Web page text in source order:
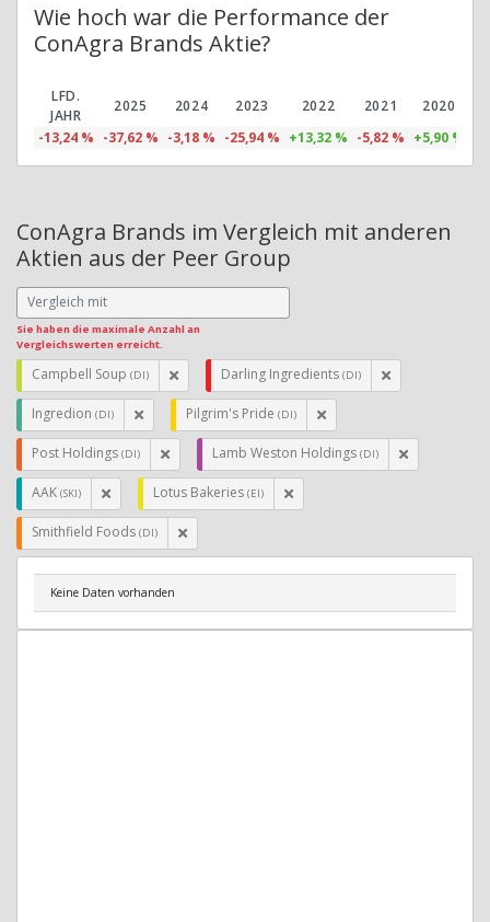
Wie hoch war die Performance der
ConAgra Brands Aktie?
LFD.
JAHR
2025 2024 2023 2022 2021 2020
-13,24 % -37,62 % -3,18 % -25,94 % +13,32 % -5,82 % +5,90 %
ConAgra Brands im Vergleich mit anderen
Aktien aus der Peer Group
Sie haben die maximale Anzahl an
Vergleichswerten erreicht.
Campbell Soup (DI) Darling Ingredients (DI)
Ingredion (DI) Pilgrim's Pride (DI)
Post Holdings (DI) Lamb Weston Holdings (DI)
AAK (SKI) Lotus Bakeries (EI)
Smithfield Foods (DI)
Keine Daten vorhanden